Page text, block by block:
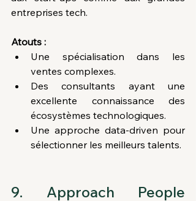
entreprises tech.
Atouts :
Une spécialisation dans les
ventes complexes.
Des consultants ayant une
excellente connaissance des
écosystèmes technologiques.
Une approche data-driven pour
sélectionner les meilleurs talents.
9. Approach People